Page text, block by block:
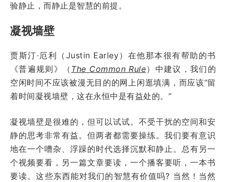
验静止，而静止是智慧的前提。
凝视墙壁
贾斯汀·厄利（Justin Earley）在他那本很有帮助的书
《普遍规则》（ The Common Rule）中建议，我们的
空闲时间不应该被漫无目的的网上闲逛填满，而应该“留
着时间凝视墙壁，这在永恒中是有益处的。”
凝视墙壁是很难的，但可以试试。不受干扰的空间和安
静的思考非常有益。但两者都需要操练。我们要有意识
地在一个嘈杂、浮躁的时代选择沉默和静止。总有另一
个视频要看，另一篇文章要读，一个播客要听，一本书
要读。这些东西能对我们的智慧有价值吗? 当然！当然